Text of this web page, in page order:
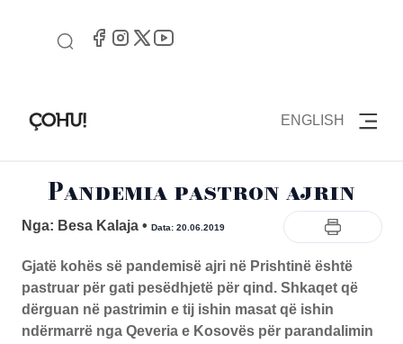
ENGLISH
Pandemia pastron ajrin
Nga: Besa Kalaja • Data: 20.06.2019
Gjatë kohës së pandemisë ajri në Prishtinë është
pastruar për gati pesëdhjetë për qind. Shkaqet që
dërguan në pastrimin e tij ishin masat që ishin
ndërmarrë nga Qeveria e Kosovës për parandalimin